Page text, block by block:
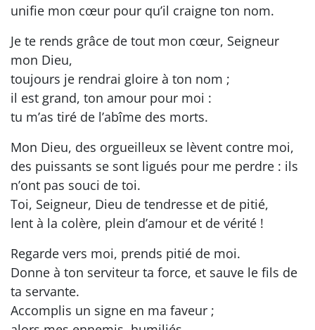
unifie mon cœur pour qu’il craigne ton nom.
Je te rends grâce de tout mon cœur, Seigneur
mon Dieu,
toujours je rendrai gloire à ton nom ;
il est grand, ton amour pour moi :
tu m’as tiré de l’abîme des morts.
Mon Dieu, des orgueilleux se lèvent contre moi,
des puissants se sont ligués pour me perdre : ils
n’ont pas souci de toi.
Toi, Seigneur, Dieu de tendresse et de pitié,
lent à la colère, plein d’amour et de vérité !
Regarde vers moi, prends pitié de moi.
Donne à ton serviteur ta force, et sauve le fils de
ta servante.
Accomplis un signe en ma faveur ;